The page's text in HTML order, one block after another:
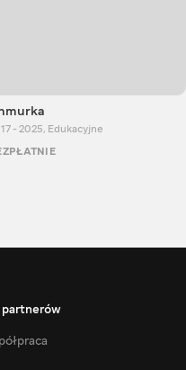
- 2025, Edukacyjne
partnerów